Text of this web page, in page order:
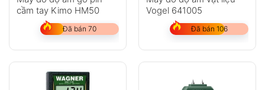
cầm tay Kimo HM50
Đã bán 70
Vogel 641005
Đã bán 106